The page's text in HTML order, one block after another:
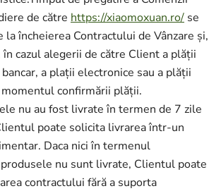
de către https://xiaomoxuan.ro/ se
la încheierea Contractului de Vânzare și,
cazul alegerii de către Client a plății
a plații electronice sau a plății
confirmării plății.
nu au fost livrate în termen de 7 zile
poate solicita livrarea într-un
Daca nici în termenul
nu sunt livrate, Clientul poate
contractului fără a suporta